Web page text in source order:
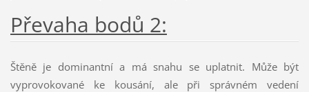
Převaha bodů 2:
Štěně je dominantní a má snahu se uplatnit. Může být
vyprovokované ke kousání, ale při správném vedení